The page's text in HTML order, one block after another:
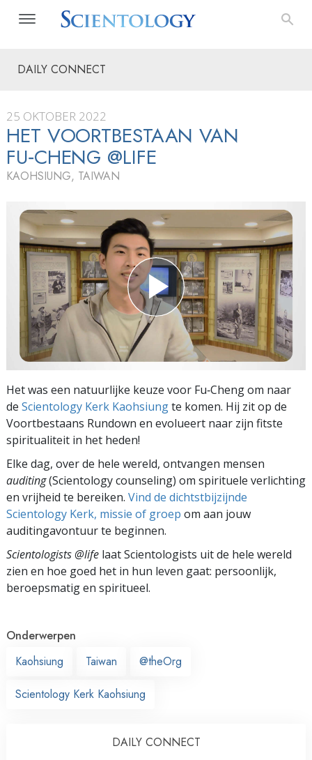
DAILY CONNECT
25 OKTOBER 2022
HET VOORTBESTAAN VAN
FU‑CHENG @LIFE
KAOHSIUNG, TAIWAN
Het was een natuurlijke keuze voor Fu‑Cheng om naar
de Scientology Kerk Kaohsiungte komen. Hij zit op de
Voortbestaans Rundown en evolueert naar zijn fitste
spiritualiteit in het heden!
Elke dag, over de hele wereld, ontvangen mensen
auditing(Scientology counseling) om spirituele verlichting
en vrijheid te bereiken. Vind de dichtstbijzijnde
Scientology Kerk, missie of groep om aan jouw
auditingavontuur te beginnen.
Scientologists @life laat Scientologists uit de hele wereld
zien en hoe goed het in hun leven gaat: persoonlijk,
beroepsmatig en spiritueel.
Onderwerpen
Kaohsiung
Taiwan @theOrg
Scientology Kerk Kaohsiung
DAILY CONNECT